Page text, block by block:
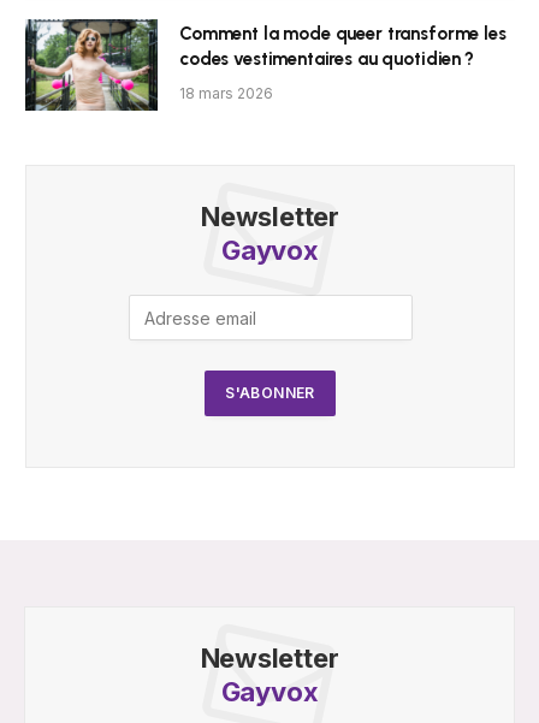
Comment la mode queer transforme les
codes vestimentaires au quotidien ?
18 mars 2026
Newsletter
Gayvox
Newsletter
Gayvox